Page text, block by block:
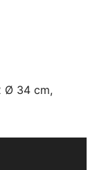
Ø 34 cm,